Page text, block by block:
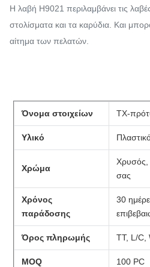
Η λαβή H9021 περιλαμβάνει τις
στολίσματα και τα καρύδια. Και
αίτημα των πελατών.
Όνομα στοιχείων TX-
Υλικό
Χρώμα
Χρυσός,
σας
Χρόνος
παράδοσης
30
Όρος πληρωμής TT, L/C,
MOQ 100 PC